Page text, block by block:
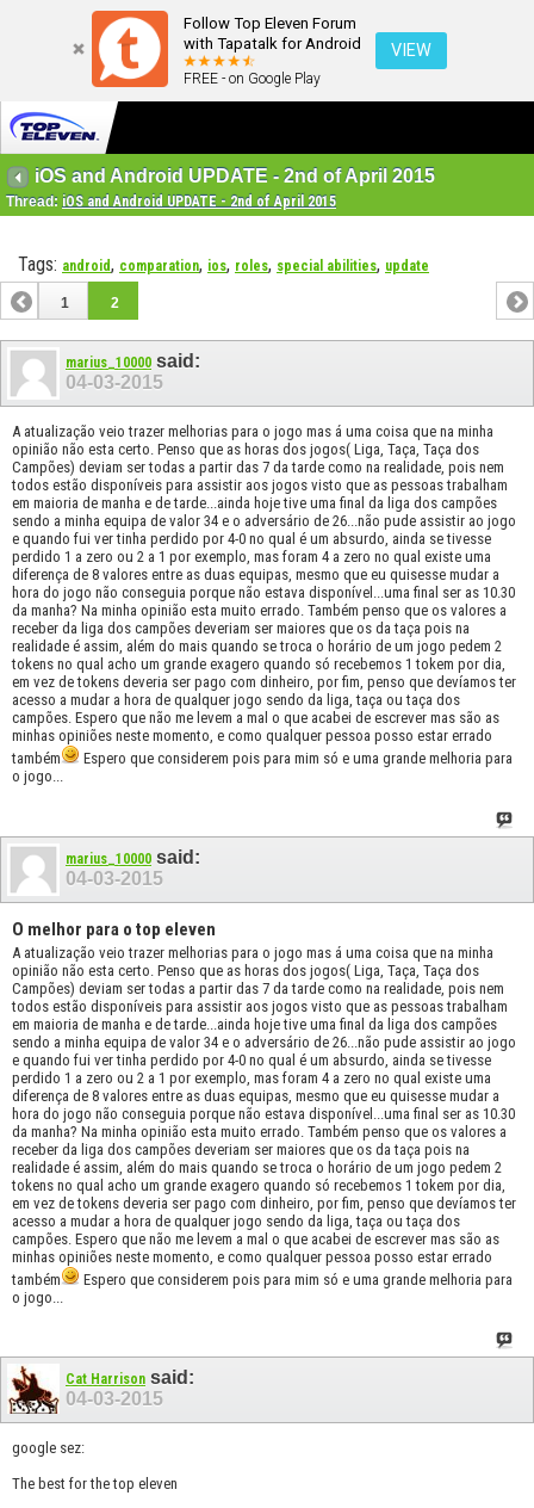
Follow Top Eleven Forum
with Tapatalk for Android
FREE - on Google Play
VIEW
iOS and Android UPDATE - 2nd of April 2015
Thread: iOS and Android UPDATE - 2nd of April 2015
Tags: android, comparation, ios, roles, special abilities, update
1 2
marius_10000 said:
04-03-2015
A atualização veio trazer melhorias para o jogo mas á uma coisa que na minha
opinião não esta certo. Penso que as horas dos jogos( Liga, Taça, Taça dos
Campões) deviam ser todas a partir das 7 da tarde como na realidade, pois nem
todos estão disponíveis para assistir aos jogos visto que as pessoas trabalham
em maioria de manha e de tarde...ainda hoje tive uma final da liga dos campões
sendo a minha equipa de valor 34 e o adversário de 26...não pude assistir ao jogo
e quando fui ver tinha perdido por 4-0 no qual é um absurdo, ainda se tivesse
perdido 1 a zero ou 2 a 1 por exemplo, mas foram 4 a zero no qual existe uma
diferença de 8 valores entre as duas equipas, mesmo que eu quisesse mudar a
hora do jogo não conseguia porque não estava disponível...uma final ser as 10.30
da manha? Na minha opinião esta muito errado. Também penso que os valores a
receber da liga dos campões deveriam ser maiores que os da taça pois na
realidade é assim, além do mais quando se troca o horário de um jogo pedem 2
tokens no qual acho um grande exagero quando só recebemos 1 tokem por dia,
em vez de tokens deveria ser pago com dinheiro, por fim, penso que devíamos ter
acesso a mudar a hora de qualquer jogo sendo da liga, taça ou taça dos
campões. Espero que não me levem a mal o que acabei de escrever mas são as
minhas opiniões neste momento, e como qualquer pessoa posso estar errado
também
Espero que considerem pois para mim só e uma grande melhoria para
o jogo...
marius_10000 said:
04-03-2015
O melhor para o top eleven
A atualização veio trazer melhorias para o jogo mas á uma coisa que na minha
opinião não esta certo. Penso que as horas dos jogos( Liga, Taça, Taça dos
Campões) deviam ser todas a partir das 7 da tarde como na realidade, pois nem
todos estão disponíveis para assistir aos jogos visto que as pessoas trabalham
em maioria de manha e de tarde...ainda hoje tive uma final da liga dos campões
sendo a minha equipa de valor 34 e o adversário de 26...não pude assistir ao jogo
e quando fui ver tinha perdido por 4-0 no qual é um absurdo, ainda se tivesse
perdido 1 a zero ou 2 a 1 por exemplo, mas foram 4 a zero no qual existe uma
diferença de 8 valores entre as duas equipas, mesmo que eu quisesse mudar a
hora do jogo não conseguia porque não estava disponível...uma final ser as 10.30
da manha? Na minha opinião esta muito errado. Também penso que os valores a
receber da liga dos campões deveriam ser maiores que os da taça pois na
realidade é assim, além do mais quando se troca o horário de um jogo pedem 2
tokens no qual acho um grande exagero quando só recebemos 1 tokem por dia,
em vez de tokens deveria ser pago com dinheiro, por fim, penso que devíamos ter
acesso a mudar a hora de qualquer jogo sendo da liga, taça ou taça dos
campões. Espero que não me levem a mal o que acabei de escrever mas são as
minhas opiniões neste momento, e como qualquer pessoa posso estar errado
também
Espero que considerem pois para mim só e uma grande melhoria para
o jogo...
Cat Harrison said:
04-03-2015
google sez:
The best for the top eleven